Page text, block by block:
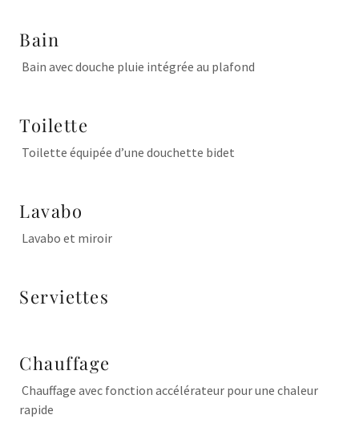
Bain
Bain avec douche pluie intégrée au plafond
Toilette
Toilette équipée d’une douchette bidet
Lavabo
Lavabo et miroir
Serviettes
Chauffage
Chauffage avec fonction accélérateur pour une chaleur
rapide